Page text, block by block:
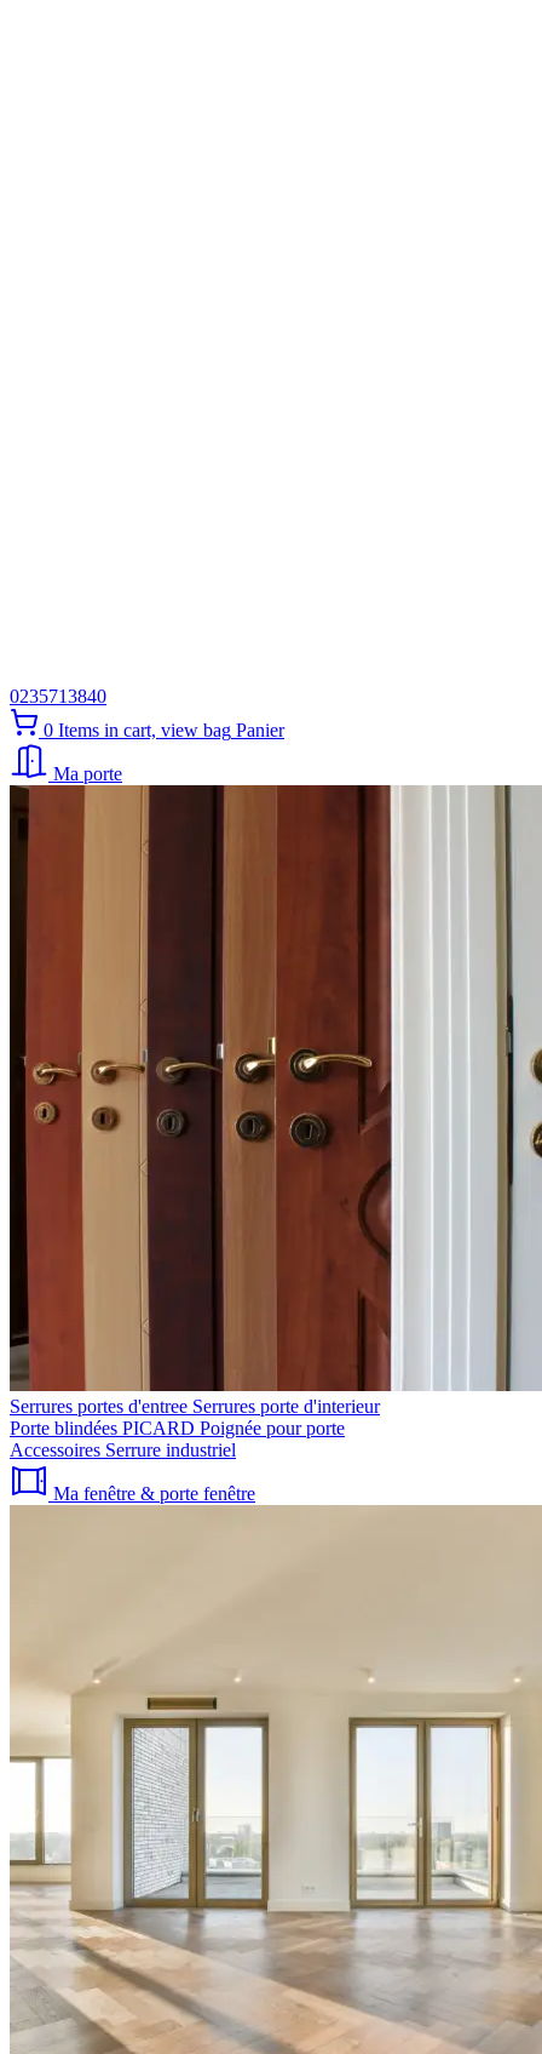
0235713840
0 Items in cart, view bag Panier
Ma porte
Serrures portes d'entree Serrures porte d'interieur
Porte blindées PICARD Poignée pour porte
Accessoires Serrure industriel
Ma fenêtre & porte fenêtre